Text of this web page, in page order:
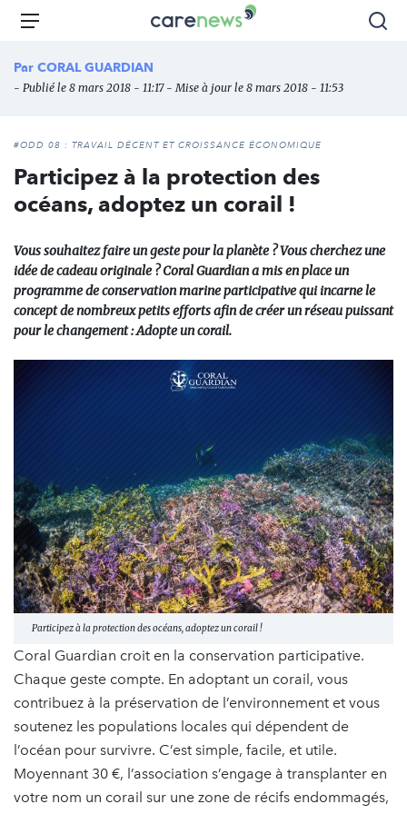
Aller
principal
Carenews,
média
des
l'engagement
Menu
Par CORAL GUARDIAN
- Publié le 8 mars 2018 - 11:17 - Mise à jour le 8 mars 2018 - 11:53
#ODD 08 : TRAVAIL DÉCENT ET CROISSANCE ÉCONOMIQUE
Participez à la protection des
océans, adoptez un corail !
Vous souhaitez faire un geste pour la planète ? Vous cherchez une
idée de cadeau originale ? Coral Guardian a mis en place un
programme de conservation marine participative qui incarne le
concept de nombreux petits efforts afin de créer un réseau puissant
pour le changement : Adopte un corail.
Participez à la protection des océans, adoptez un corail !
Coral Guardian croit en la conservation participative.
Chaque geste compte. En adoptant un corail, vous
contribuez à la préservation de l’environnement et vous
soutenez les populations locales qui dépendent de
l’océan pour survivre. C’est simple, facile, et utile.
Moyennant 30 €, l’association s’engage à transplanter en
votre nom un corail sur une zone de récifs endommagés,